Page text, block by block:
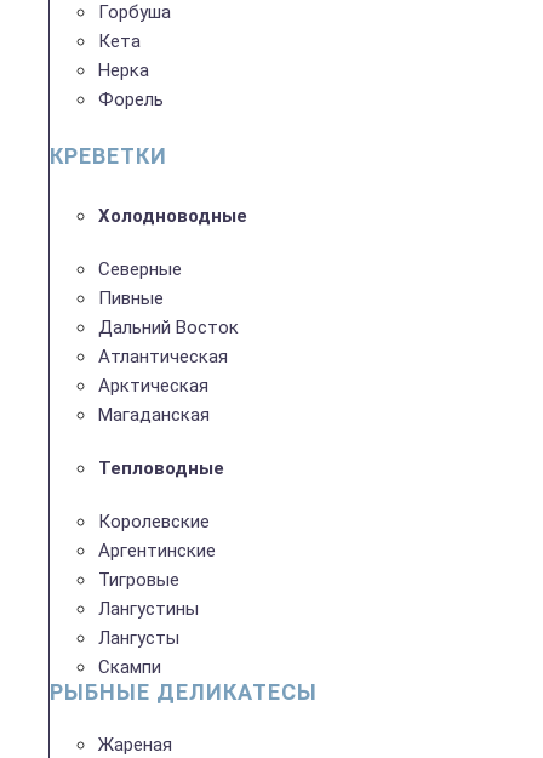
Горбуша
Кета
Нерка
Форель
КРЕВЕТКИ
Холодноводные
Северные
Пивные
Дальний Восток
Атлантическая
Арктическая
Магаданская
Тепловодные
Королевские
Аргентинские
Тигровые
Лангустины
Лангусты
Скампи
РЫБНЫЕ ДЕЛИКАТЕСЫ
Жареная